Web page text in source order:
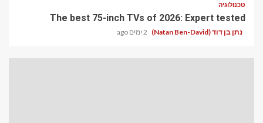
טכנולוגיה
The best 75-inch TVs of 2026: Expert tested
נתן בן דוד (Natan Ben-David) 2 ימים ago